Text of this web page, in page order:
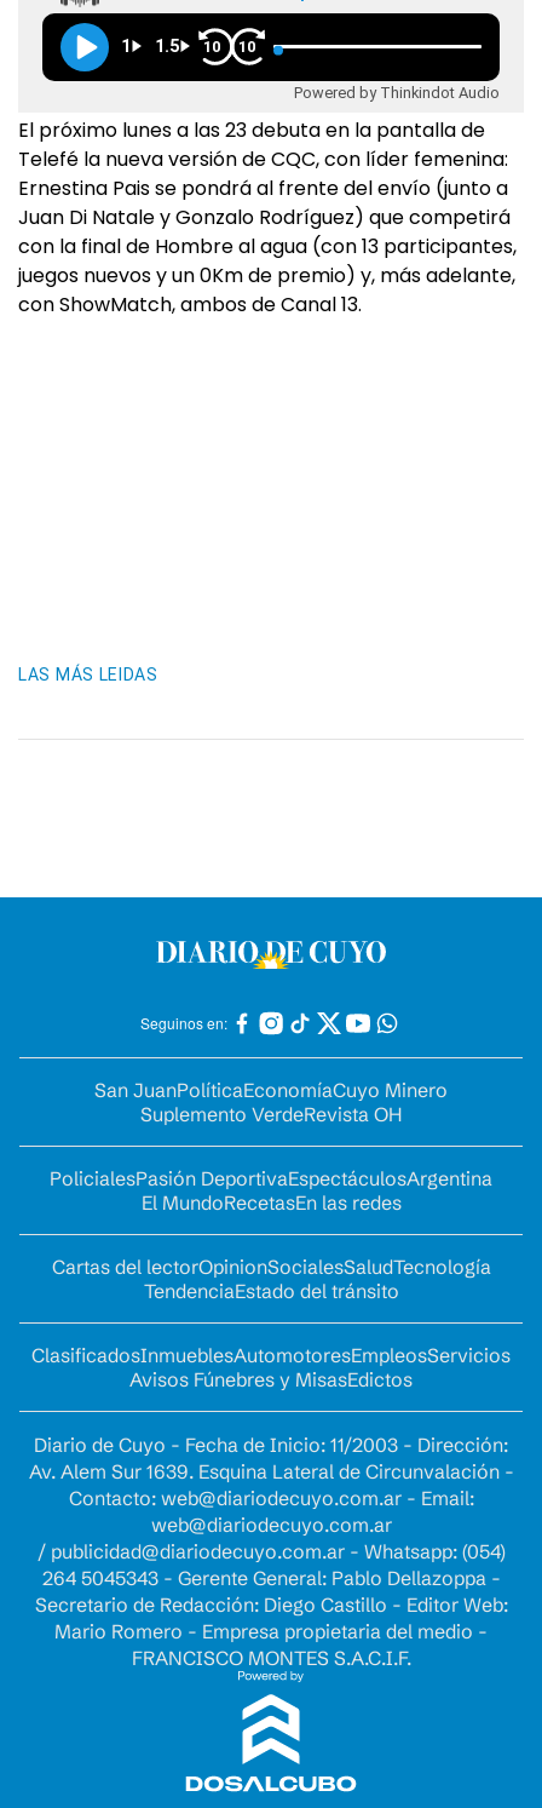
1 1.5 10 10
Powered by Thinkindot Audio
El próximo lunes a las 23 debuta en la pantalla de
Telefé la nueva versión de CQC, con líder femenina:
Ernestina Pais se pondrá al frente del envío (junto a
Juan Di Natale y Gonzalo Rodríguez) que competirá
con la final de Hombre al agua (con 13 participantes,
juegos nuevos y un 0Km de premio) y, más adelante,
con ShowMatch, ambos de Canal 13.
LAS MÁS LEIDAS
Seguinos en:
San JuanPolíticaEconomíaCuyo Minero
Suplemento VerdeRevista OH
PolicialesPasión DeportivaEspectáculosArgentina
El MundoRecetasEn las redes
Cartas del lectorOpinionSocialesSaludTecnología
TendenciaEstado del tránsito
ClasificadosInmueblesAutomotoresEmpleosServicios
Avisos Fúnebres y MisasEdictos
Diario de Cuyo - Fecha de Inicio: 11/2003 - Dirección:
Av. Alem Sur 1639. Esquina Lateral de Circunvalación -
Contacto: web@diariodecuyo.com.ar- Email:
web@diariodecuyo.com.ar
/ publicidad@diariodecuyo.com.ar- Whatsapp: (054)
264 5045343 - Gerente General: Pablo Dellazoppa -
Secretario de Redacción: Diego Castillo - Editor Web:
Mario Romero - Empresa propietaria del medio -
FRANCISCO MONTES S.A.C.I.F.